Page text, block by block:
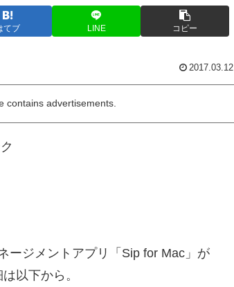
てブ LINE コピー
2017.03.12
contains advertisements.
ージメントアプリ「Sip for Mac」が
以下から。